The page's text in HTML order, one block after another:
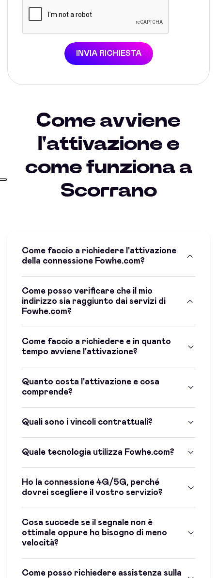
INVIA RICHIESTA
Come avviene
l'attivazione e
come funziona a
Scorrano
Come faccio a richiedere l'attivazione
della connessione Fowhe.com?
Come posso verificare che il mio
indirizzo sia raggiunto dai servizi di
Fowhe.com?
Come faccio a richiedere e in quanto
tempo avviene l'attivazione?
Quanto costa l'attivazione e cosa
comprende?
Quali sono i vincoli contrattuali?
Quale tecnologia utilizza Fowhe.com?
Ho la connessione 4G/5G, perché
dovrei scegliere il vostro servizio?
Cosa succede se il segnale non è
ottimale oppure ho bisogno di meno
velocità?
Come posso richiedere assistenza sulla